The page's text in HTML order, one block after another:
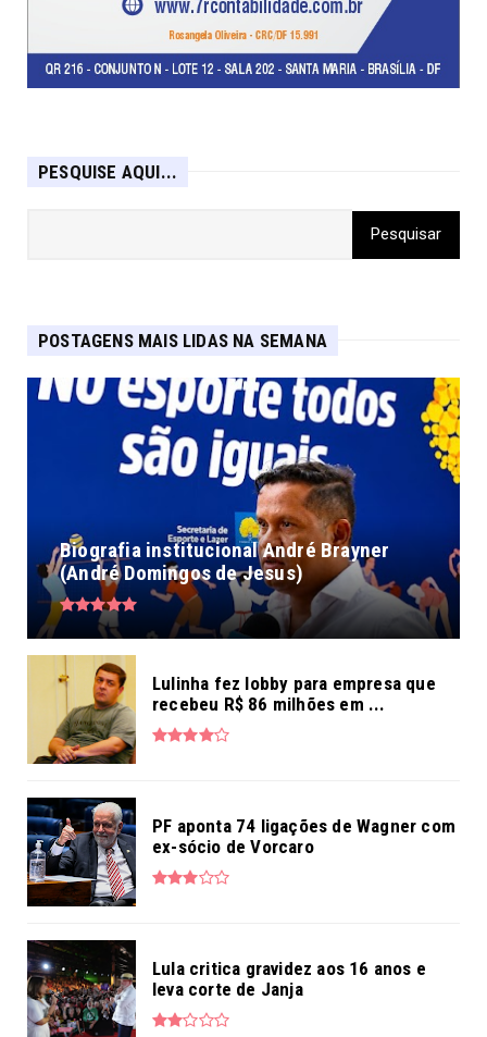
PESQUISE AQUI...
POSTAGENS MAIS LIDAS NA SEMANA
Biografia institucional André Brayner
(André Domingos de Jesus)
Lulinha fez lobby para empresa que
recebeu R$ 86 milhões em ...
PF aponta 74 ligações de Wagner com
ex-sócio de Vorcaro
Lula critica gravidez aos 16 anos e
leva corte de Janja